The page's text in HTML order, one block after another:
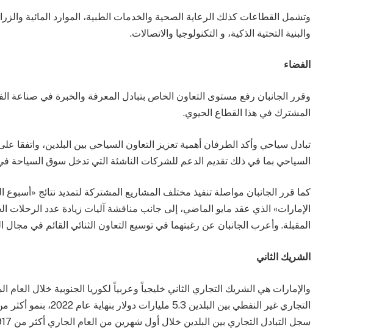
وتشمل القطاعات كذلك الرعاية الصحية والخدمات الطبية، الموارد المائية
والبنية التحتية الذكية، و التكنولوجيا والاتصالات.
الفضاء
وقرر الجانبان رفع مستوى التعاون الخاص بتبادل المعرفة والخبرة في صناعة
المشترك في هذا القطاع الحيوي.
تبادل سياحي وأكد الطرفان أهمية تعزيز التعاون السياحي بين البلدين، واتفقا
السياحي بما في ذلك تقديم الدعم للشركات الناشئة التي تدخل سوق السياحة في
كما قرر الجانبان مواصلة تنفيذ مختلف المشاريع المشتركة لتمديد نتائج
الإمارات» الذي عقد مايو الماضي، إلى جانب مناقشة آليات زيادة عدد الرحلات
المقبلة. وأعرب الجانبان عن رغبتهما في توسيع التعاون الثنائي القائم في مجال
الشريك الثاني
والإمارات هي الشريك التجاري الثاني خليجياً وعربياً لكوريا الجنوبية خلال
سجل التبادل التجاري بين البلدين خلال أول شهرين من العام الجاري أكثر من 917 مليون دولار.